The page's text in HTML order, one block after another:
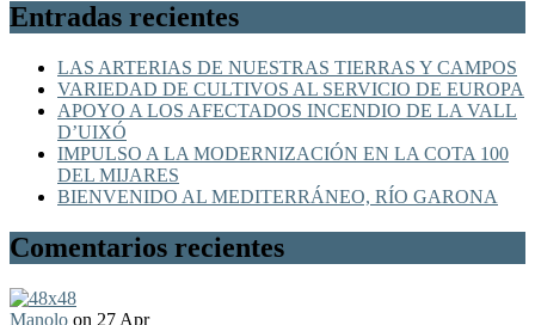
Entradas recientes
LAS ARTERIAS DE NUESTRAS TIERRAS Y CAMPOS
VARIEDAD DE CULTIVOS AL SERVICIO DE EUROPA
APOYO A LOS AFECTADOS INCENDIO DE LA VALL
D’UIXÓ
IMPULSO A LA MODERNIZACIÓN EN LA COTA 100
DEL MIJARES
BIENVENIDO AL MEDITERRÁNEO, RÍO GARONA
Comentarios recientes
Manolo on 27 Apr